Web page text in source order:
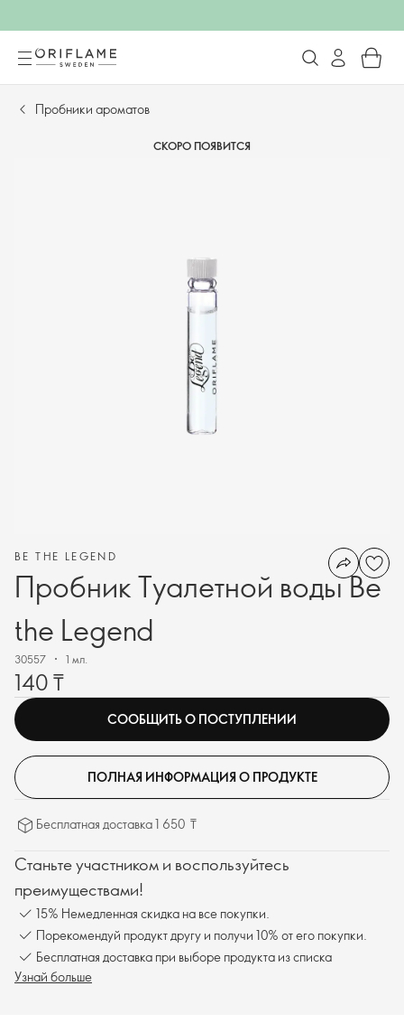
Пробники ароматов
СКОРО ПОЯВИТСЯ
BE THE LEGEND
Пробник Туалетной воды Be
the Legend
30557 1 мл.
140 ₸
СООБЩИТЬ О ПОСТУПЛЕНИИ
ПОЛНАЯ ИНФОРМАЦИЯ О ПРОДУКТЕ
Бесплатная доставка 1 650 ₸
Станьте участником и воспользуйтесь
преимуществами!
15% Немедленная скидка на все покупки.
Порекомендуй продукт другу и получи 10% от его покупки.
Бесплатная доставка при выборе продукта из списка
Узнай больше